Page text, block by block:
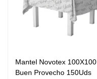
Mantel Novotex 100X100
Buen Provecho 150Uds